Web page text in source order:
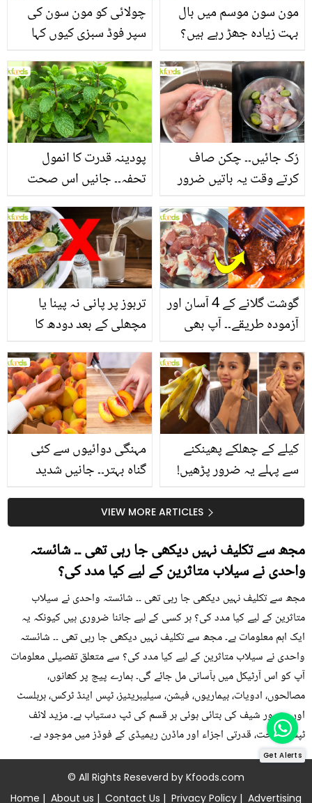
چولائی کو مون سون کی
سپر فوڈ سبزی کیوں کہا
منرلز اور اینٹی آکسیڈنٹس
سے بھرپور اس سبزی کے
فائدے
مون سون موسم میں بال
بہت زیادہ جھڑ رہے ہیں؟
بنانے کے چند قدرتی طریقے
پودینہ قدرت کا انمول
تحفہ۔۔ جانیں اس صحت
انگیز طبی فوائد
رُک جائیں۔۔ چکن صاف
کرتے وقت یہ باتیں ضرور
تربوز پر پانی نہ پینا یا
مچھلی کے بعد دودھ کا
سے متعلق غلط فہمیوں کی
حقیقت کیا ہے اور افواہ
کیا؟
گوشت گلانے کے 4 آسان اور
آزمودہ طریقے۔۔ آپ بھی
بتائے راز
مہنگی دوائیوں سے کئی
گناہ بہتر۔۔ جانیں شدید
کیوں کھانا چاہیے؟
کیلے کے چھلکے پھینکنے
سے پہلے یہ ضرور پڑھیں!
سستا اور قدرتی حلVIEW MORE ARTICLES
مجھ سے تکلیف نہیں دیکھی جا رہی تھی ۔۔ شائستہ
واحدی نے سیلاب متاثرین کے لیے کیا مدد کی؟
مجھ سے تکلیف نہیں دیکھی جا رہی تھی ۔۔ شائستہ واحدی نے سیلاب
متاثرین کے لیے کیا مدد کی؟ ہر کسی کے لیے جاننا ضروری ہیں کیونکہ یہ
ایک اہم معلومات ہے۔ مجھ سے تکلیف نہیں دیکھی جا رہی تھی ۔۔ شائستہ
واحدی نے سیلاب متاثرین کے لیے کیا مدد کی؟ سے متعلق تفصیلی معلومات
آپ کو اس آرٹیکل میں بآسانی مل جائے گی۔ ہمارے پیج پر کھانوں،
مصالحوں، ادویات، بیماریوں، فیشن، سیلیبریٹیز، ٹپس اینڈ ٹرکس، ہربلسٹ
اور مشہور شیف کی بتائی ہوئی ہر قسم کی ٹپ دستیاب ہے۔ مزید لائف
ٹپس، صحت، قدرتی اجزاء اور ماڈرن ریمیڈی کے فوڈز میں موجود ہے۔
© All Rights Reseverd by Kfoods.com
Home | About us | Contact Us | Privacy Policy | Advertising
Get Alerts